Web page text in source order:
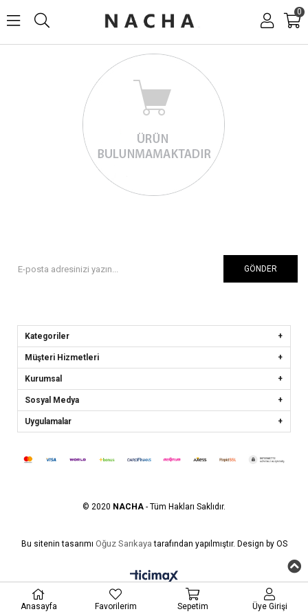
0
GÖNDER
Kategoriler
Müşteri Hizmetleri
Kurumsal
Sosyal Medya
Uygulamalar
© 2020 NACHA - Tüm Hakları Saklıdır.
Bu sitenin tasarımı Oğuz Sarıkaya tarafından yapılmıştır. Design by OS
Anasayfa Favorilerim Sepetim Üye Girişi